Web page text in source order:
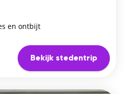
en ontbijt
Bekijk stedentrip